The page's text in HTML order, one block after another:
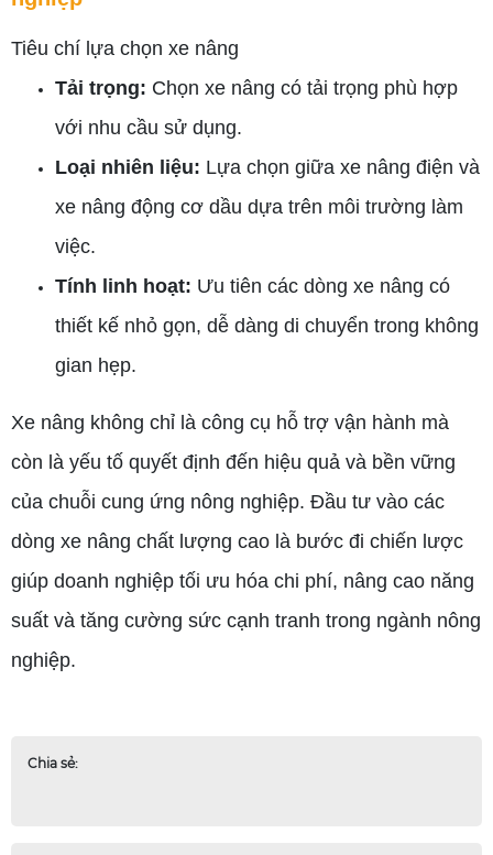
Tiêu chí lựa chọn xe nâng
Tải trọng: Chọn xe nâng có tải trọng phù hợp
với nhu cầu sử dụng.
Loại nhiên liệu: Lựa chọn giữa xe nâng điện và
xe nâng động cơ dầu dựa trên môi trường làm
việc.
Tính linh hoạt: Ưu tiên các dòng xe nâng có
thiết kế nhỏ gọn, dễ dàng di chuyển trong không
gian hẹp.
Xe nâng không chỉ là công cụ hỗ trợ vận hành mà
còn là yếu tố quyết định đến hiệu quả và bền vững
của chuỗi cung ứng nông nghiệp. Đầu tư vào các
dòng xe nâng chất lượng cao là bước đi chiến lược
giúp doanh nghiệp tối ưu hóa chi phí, nâng cao năng
suất và tăng cường sức cạnh tranh trong ngành nông
nghiệp.
Chia sẻ: